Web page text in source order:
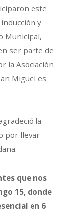
este
y
Municipal,
ser parte de
la Asociación
Miguel es
la
por llevar
que nos
15, donde
en 6